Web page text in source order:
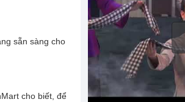
sẵn sàng cho
cho biết, để